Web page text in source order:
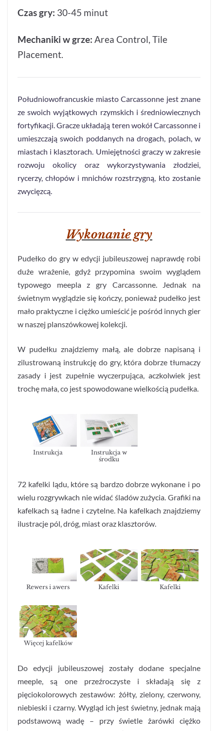
Czas gry: 30-45 minut
Mechaniki w grze: Area Control, Tile
Placement.
Południowofrancuskie miasto Carcassonne jest znane
ze swoich wyjątkowych rzymskich i średniowiecznych
fortyfikacji. Gracze układają teren wokół Carcassonne i
umieszczają swoich poddanych na drogach, polach, w
miastach i klasztorach. Umiejętności graczy w zakresie
rozwoju okolicy oraz wykorzystywania złodziei,
rycerzy, chłopów i mnichów rozstrzygną, kto zostanie
zwycięzcą.
Wykonanie gry
Pudełko do gry w edycji jubileuszowej naprawdę robi
duże wrażenie, gdyż przypomina swoim wyglądem
typowego meepla z gry Carcassonne. Jednak na
świetnym wyglądzie się kończy, ponieważ pudełko jest
mało praktyczne i ciężko umieścić je pośród innych gier
w naszej planszówkowej kolekcji.
W pudełku znajdziemy małą, ale dobrze napisaną i
zilustrowaną instrukcję do gry, która dobrze tłumaczy
zasady i jest zupełnie wyczerpująca, aczkolwiek jest
trochę mała, co jest spowodowane wielkością pudełka.
Instrukcja
Instrukcja w
środku
72 kafelki lądu, które są bardzo dobrze wykonane i po
wielu rozgrywkach nie widać śladów zużycia. Grafiki na
kafelkach są ładne i czytelne. Na kafelkach znajdziemy
ilustracje pól, dróg, miast oraz klasztorów.
Rewers i awers Kafelki Kafelki
Więcej kafelków
Do edycji jubileuszowej zostały dodane specjalne
meeple, są one przeźroczyste i składają się z
pięciokolorowych zestawów: żółty, zielony, czerwony,
niebieski i czarny. Wygląd ich jest świetny, jednak mają
podstawową wadę – przy świetle żarówki ciężko